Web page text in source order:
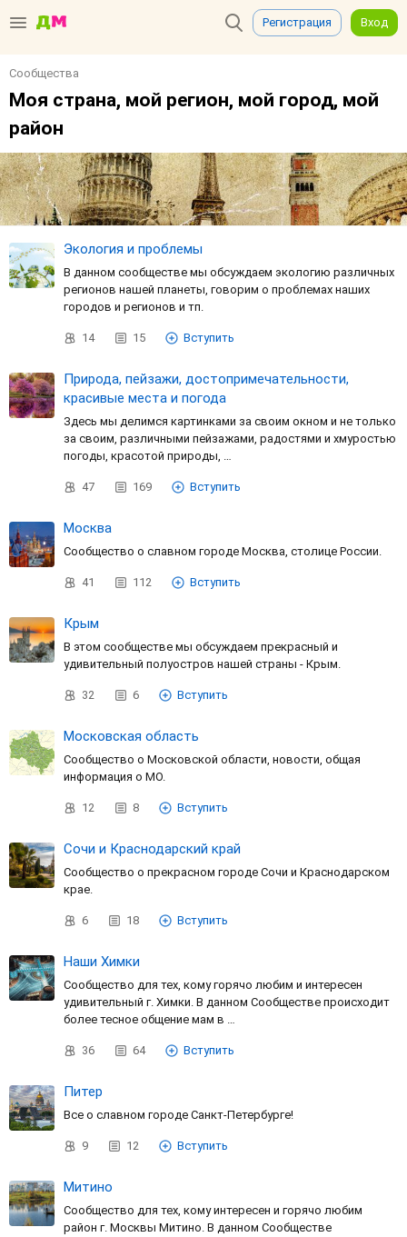
Регистрация Вход
Сообщества
Моя страна, мой регион, мой город, мой
район
Экология и проблемы
В данном сообществе мы обсуждаем экологию различных
регионов нашей планеты, говорим о проблемах наших
городов и регионов и тп.
14 15 Вступить
Природа, пейзажи, достопримечательности,
красивые места и погода
Здесь мы делимся картинками за своим окном и не только
за своим, различными пейзажами, радостями и хмуростью
погоды, красотой природы, …
47 169 Вступить
Москва
Сообщество о славном городе Москва, столице России.
41 112 Вступить
Крым
В этом сообществе мы обсуждаем прекрасный и
удивительный полуостров нашей страны - Крым.
32 6 Вступить
Московская область
Сообщество о Московской области, новости, общая
информация о МО.
12 8 Вступить
Сочи и Краснодарский край
Сообщество о прекрасном городе Сочи и Краснодарском
крае.
6 18 Вступить
Наши Химки
Сообщество для тех, кому горячо любим и интересен
удивительный г. Химки. В данном Сообществе происходит
более тесное общение мам в …
36 64 Вступить
Питер
Все о славном городе Санкт-Петербурге!
9 12 Вступить
Митино
Сообщество для тех, кому интересен и горячо любим
район г. Москвы Митино. В данном Сообществе